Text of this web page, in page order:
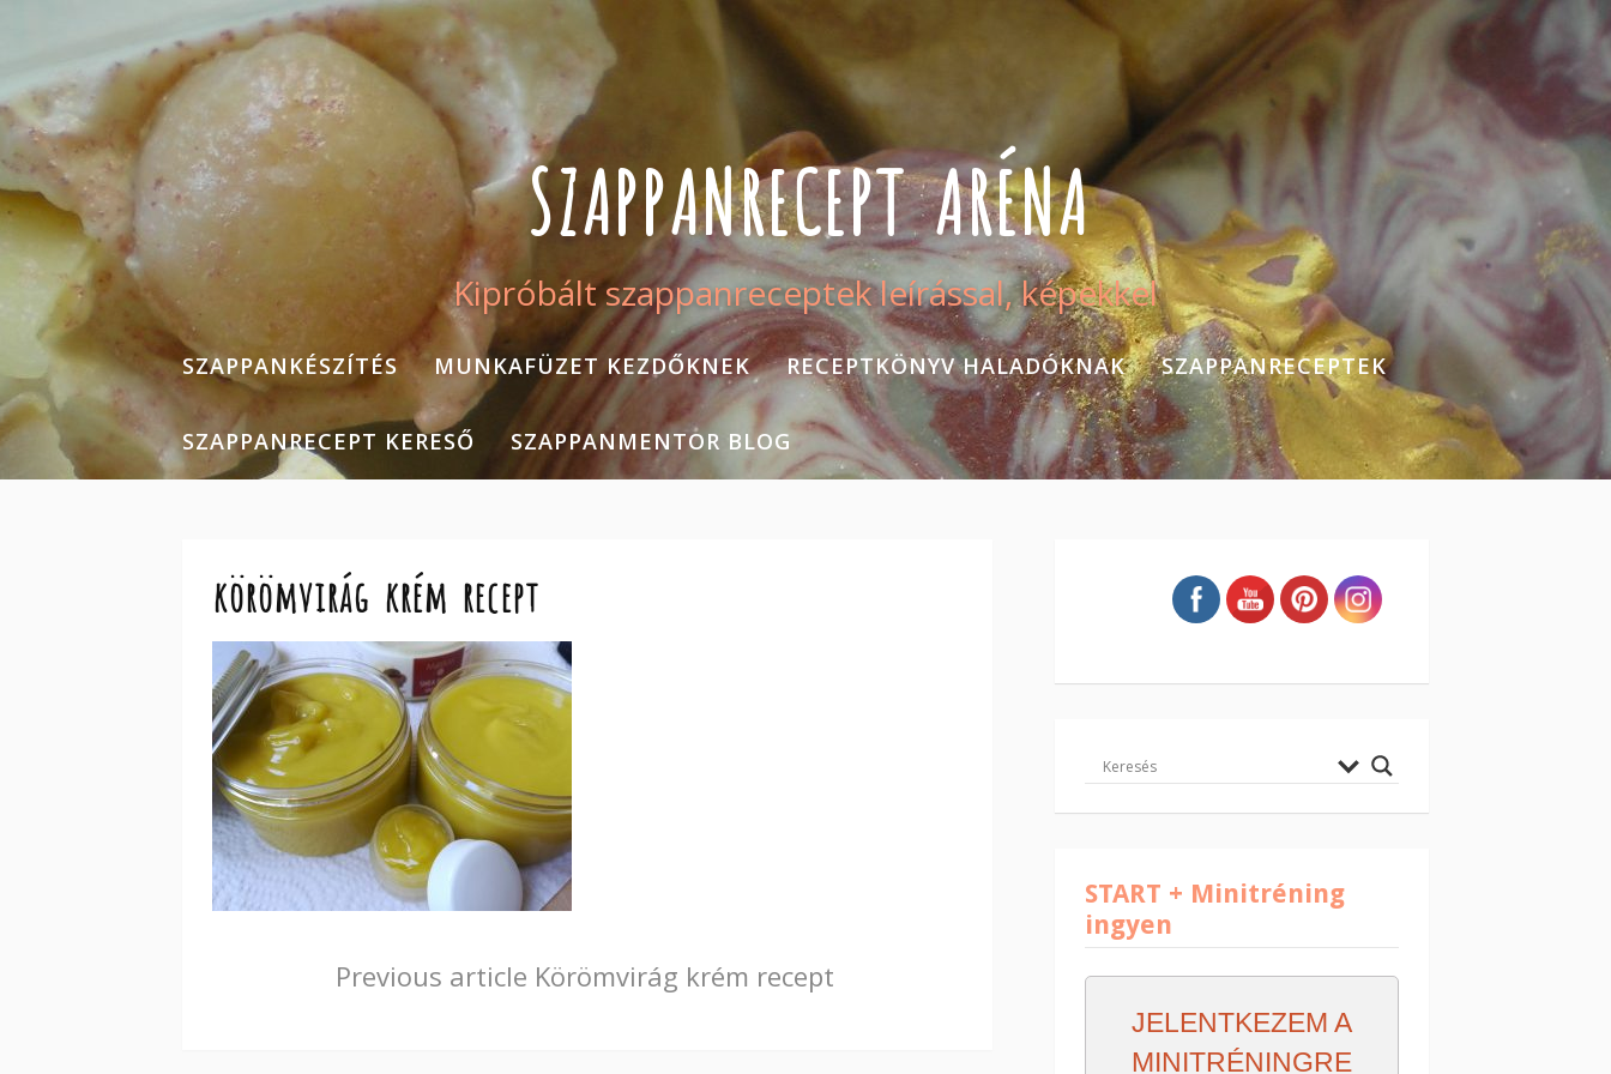
SZAPPANRECEPT ARÉNA
Kipróbált szappanreceptek leírással, képekkel
SZAPPANKÉSZÍTÉS MUNKAFÜZET KEZDŐKNEK RECEPTKÖNYV HALADÓKNAK SZAPPANRECEPTEK
SZAPPANRECEPT KERESŐ SZAPPANMENTOR BLOG
körömvirág krém recept
ContinuePrevious article Körömvirág krém recept
START + Minitréning
ingyen
JELENTKEZEM A
MINITRÉNINGRE